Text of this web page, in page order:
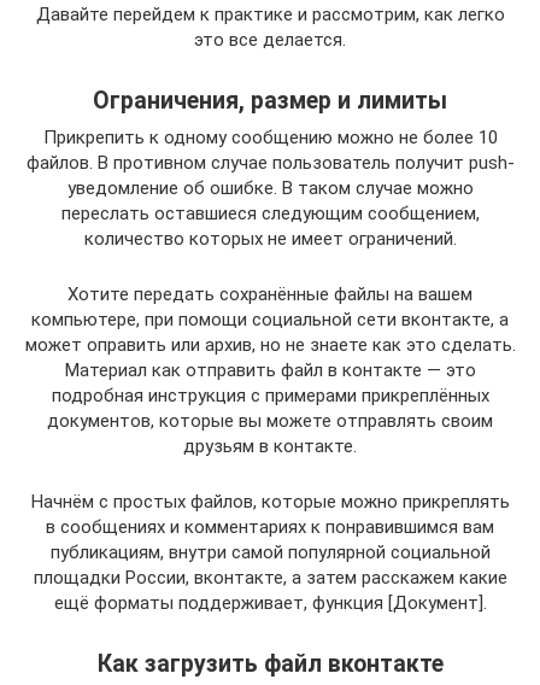
Давайте перейдем к практике и рассмотрим, как легко
это все делается.
Ограничения, размер и лимиты
Прикрепить к одному сообщению можно не более 10
файлов. В противном случае пользователь получит push-
уведомление об ошибке. В таком случае можно
переслать оставшиеся следующим сообщением,
количество которых не имеет ограничений.
Хотите передать сохранённые файлы на вашем
компьютере, при помощи социальной сети вконтакте, а
может оправить или архив, но не знаете как это сделать.
Материал как отправить файл в контакте — это
подробная инструкция с примерами прикреплённых
документов, которые вы можете отправлять своим
друзьям в контакте.
Начнём с простых файлов, которые можно прикреплять
в сообщениях и комментариях к понравившимся вам
публикациям, внутри самой популярной социальной
площадки России, вконтакте, а затем расскажем какие
ещё форматы поддерживает, функция [Документ].
Как загрузить файл вконтакте